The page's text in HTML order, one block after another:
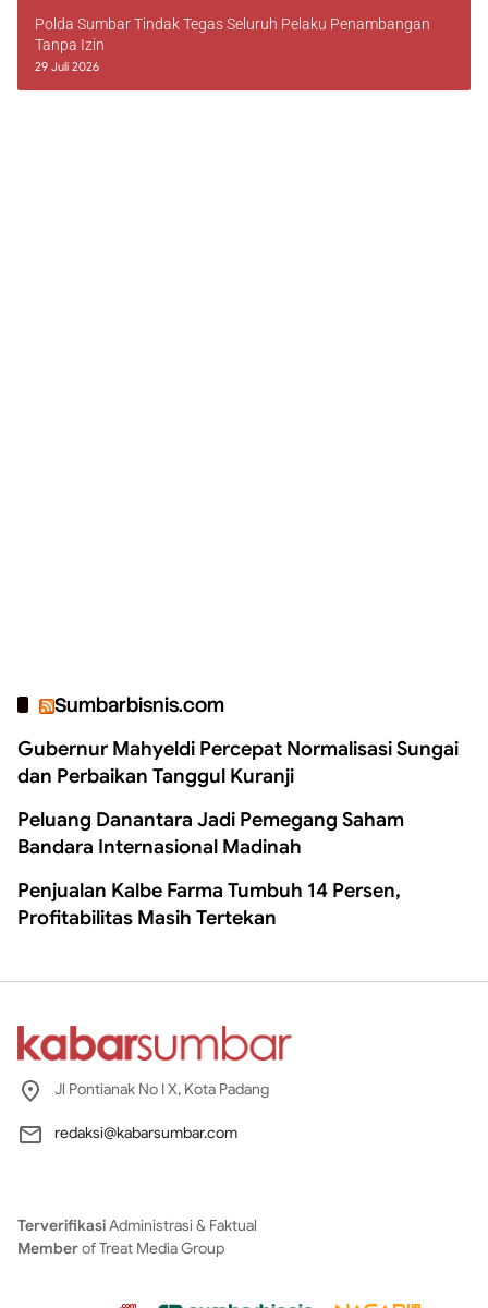
Polda Sumbar Tindak Tegas Seluruh Pelaku Penambangan
Tanpa Izin
29 Juli 2026
Sumbarbisnis.com
Gubernur Mahyeldi Percepat Normalisasi Sungai
dan Perbaikan Tanggul Kuranji
Peluang Danantara Jadi Pemegang Saham
Bandara Internasional Madinah
Penjualan Kalbe Farma Tumbuh 14 Persen,
Profitabilitas Masih Tertekan
Jl Pontianak No I X, Kota Padang
redaksi@kabarsumbar.com
TerverifikasiAdministrasi & Faktual
Memberof Treat Media Group